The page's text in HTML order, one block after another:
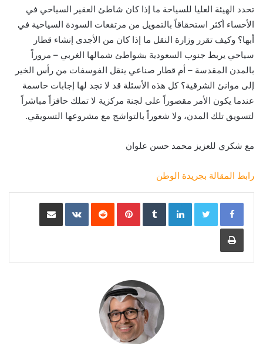
تحدد الهيئة العليا للسياحة ما إذا كان شاطئ العقير السياحي في
الأحساء أكثر استحقاقاً بالتمويل من مرتفعات السودة السياحية في
أبها؟ وكيف تقرر وزارة النقل ما إذا كان من الأجدى إنشاء قطار
سياحي يربط جنوب السعودية بشواطئ شمالها الغربي – مروراً
بالمدن المقدسة – أم قطار صناعي ينقل الفوسفات من رأس الخير
إلى موانئ الشرقية؟ كل هذه الأسئلة قد لا تجد لها إجابات حاسمة
عندما يكون الأمر مقصوراً على لجنة مركزية لا تملك حافزاً مباشراً
لتسويق تلك المدن، ولا شعوراً بالتواشج مع مشروعها التسويقي.
مع شكري للعزيز محمد حسن علوان
رابط المقالة بجريدة الوطن
LinkedIn
Pinterest مشاركة عبر البريد
طباعة